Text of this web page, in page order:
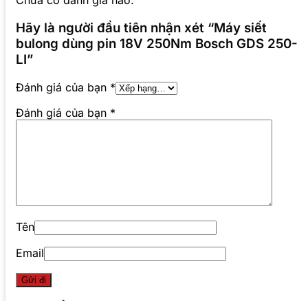
Hãy là người đầu tiên nhận xét “Máy siết
bulong dùng pin 18V 250Nm Bosch GDS 250-
LI”
Đánh giá của bạn *
Đánh giá của bạn *
Tên
Email